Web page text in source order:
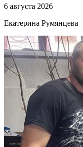
6 августа 2026
Екатерина Румянцева